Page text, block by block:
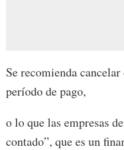
Se recomienda
período de pago,
o lo que las empresas
contado”, que es un